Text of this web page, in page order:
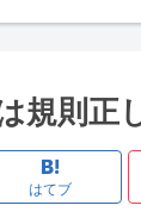
規則正
はてブ